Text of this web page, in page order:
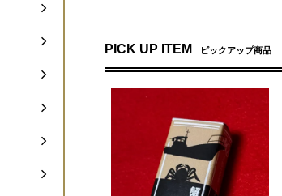
PICK UP ITEM ピックアップ商品